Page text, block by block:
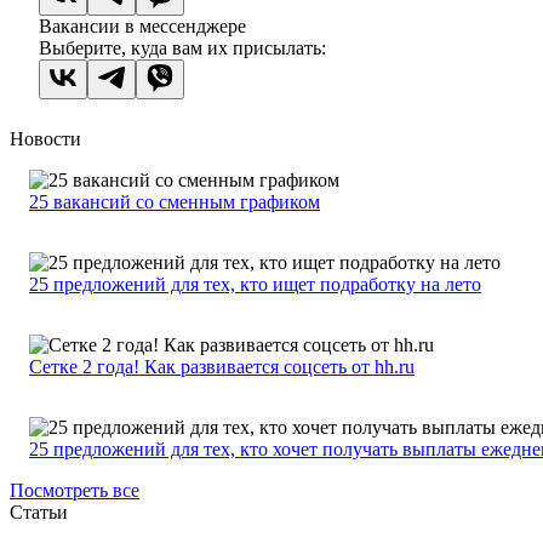
Вакансии в мессенджере
Выберите, куда вам их присылать:
Новости
25 вакансий со сменным графиком
25 предложений для тех, кто ищет подработку на лето
Сетке 2 года! Как развивается соцсеть от hh.ru
25 предложений для тех, кто хочет получать выплаты
Посмотреть все
Статьи